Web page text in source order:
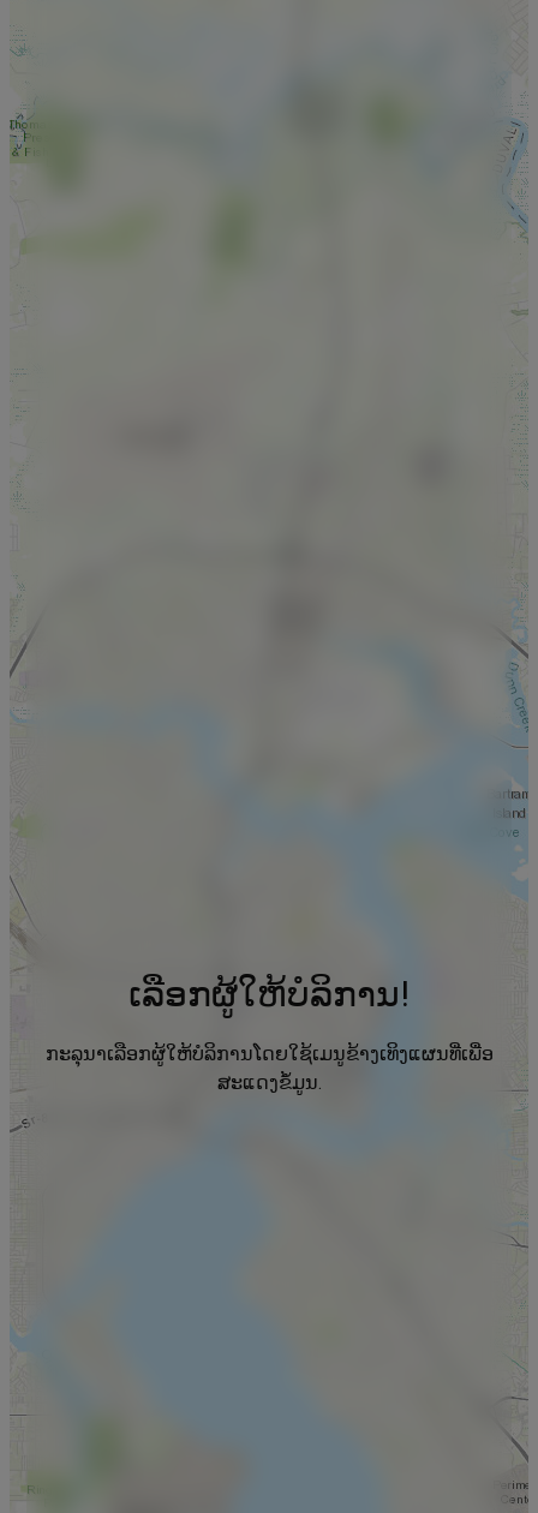
ເລືອກຜູ້ໃຫ້ບໍລິການ!
ກະລຸນາເລືອກຜູ້ໃຫ້ບໍລິການໂດຍໃຊ້ເມນູຂ້າງເທິງແຜນທີ່ເພື່ອ
ສະແດງຂໍ້ມູນ.